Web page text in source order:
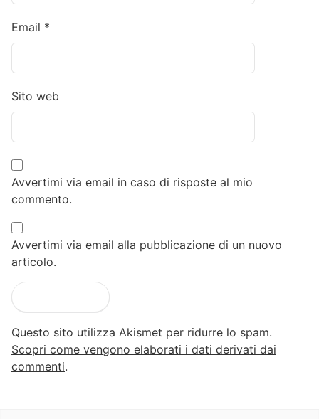
Email *
Sito web
Avvertimi via email in caso di risposte al mio
commento.
Avvertimi via email alla pubblicazione di un nuovo
articolo.
Questo sito utilizza Akismet per ridurre lo spam.
Scopri come vengono elaborati i dati derivati dai
commenti.